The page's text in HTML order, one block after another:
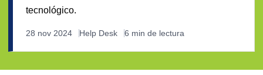
tecnológico.
28 nov 2024 Help Desk 6 min de lectura